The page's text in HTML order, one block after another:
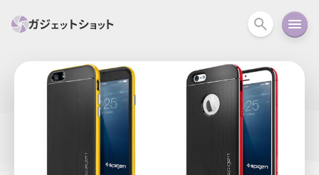
スマホ カメラ
アクションカメラ カメラ